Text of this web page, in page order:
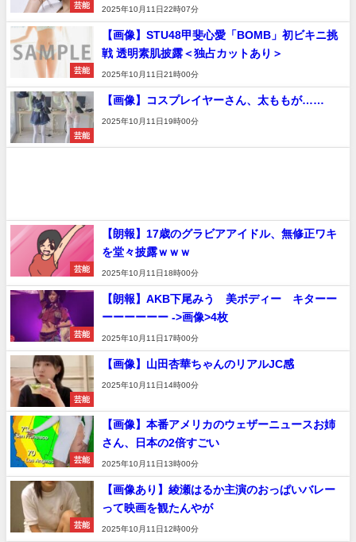
芸能
2025年10月11日22時07分
芸能
【画像】STU48甲斐心愛「BOMB」初ビキニ挑
戦 透明素肌披露＜独占カットあり＞
2025年10月11日21時00分
芸能
【画像】コスプレイヤーさん、太ももが……
2025年10月11日19時00分
芸能
【朗報】17歳のグラビアアイドル、無修正ワキ
を堂々披露ｗｗｗ
2025年10月11日18時00分
芸能
【朗報】AKB下尾みう 美ボディー キターー
ーーーーーー ->画像>4枚
2025年10月11日17時00分
芸能
【画像】山田杏華ちゃんのリアルJC感
2025年10月11日14時00分
芸能
【画像】本番アメリカのウェザーニュースお姉
さん、日本の2倍すごい
2025年10月11日13時00分
芸能
【画像あり】綾瀬はるか主演のおっぱいバレー
って映画を観たんやが
2025年10月11日12時00分